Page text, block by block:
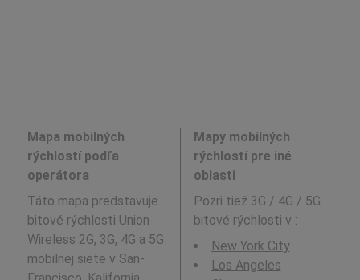
Mapa mobilných
rýchlostí podľa
operátora
Táto mapa predstavuje
bitové rýchlosti Union
Wireless 2G, 3G, 4G a 5G
mobilnej siete v San-
Mapy mobilných
rýchlostí pre iné
oblasti
Pozri tiež 3G / 4G / 5G
bitové rýchlosti v :
New York City
Los Angeles